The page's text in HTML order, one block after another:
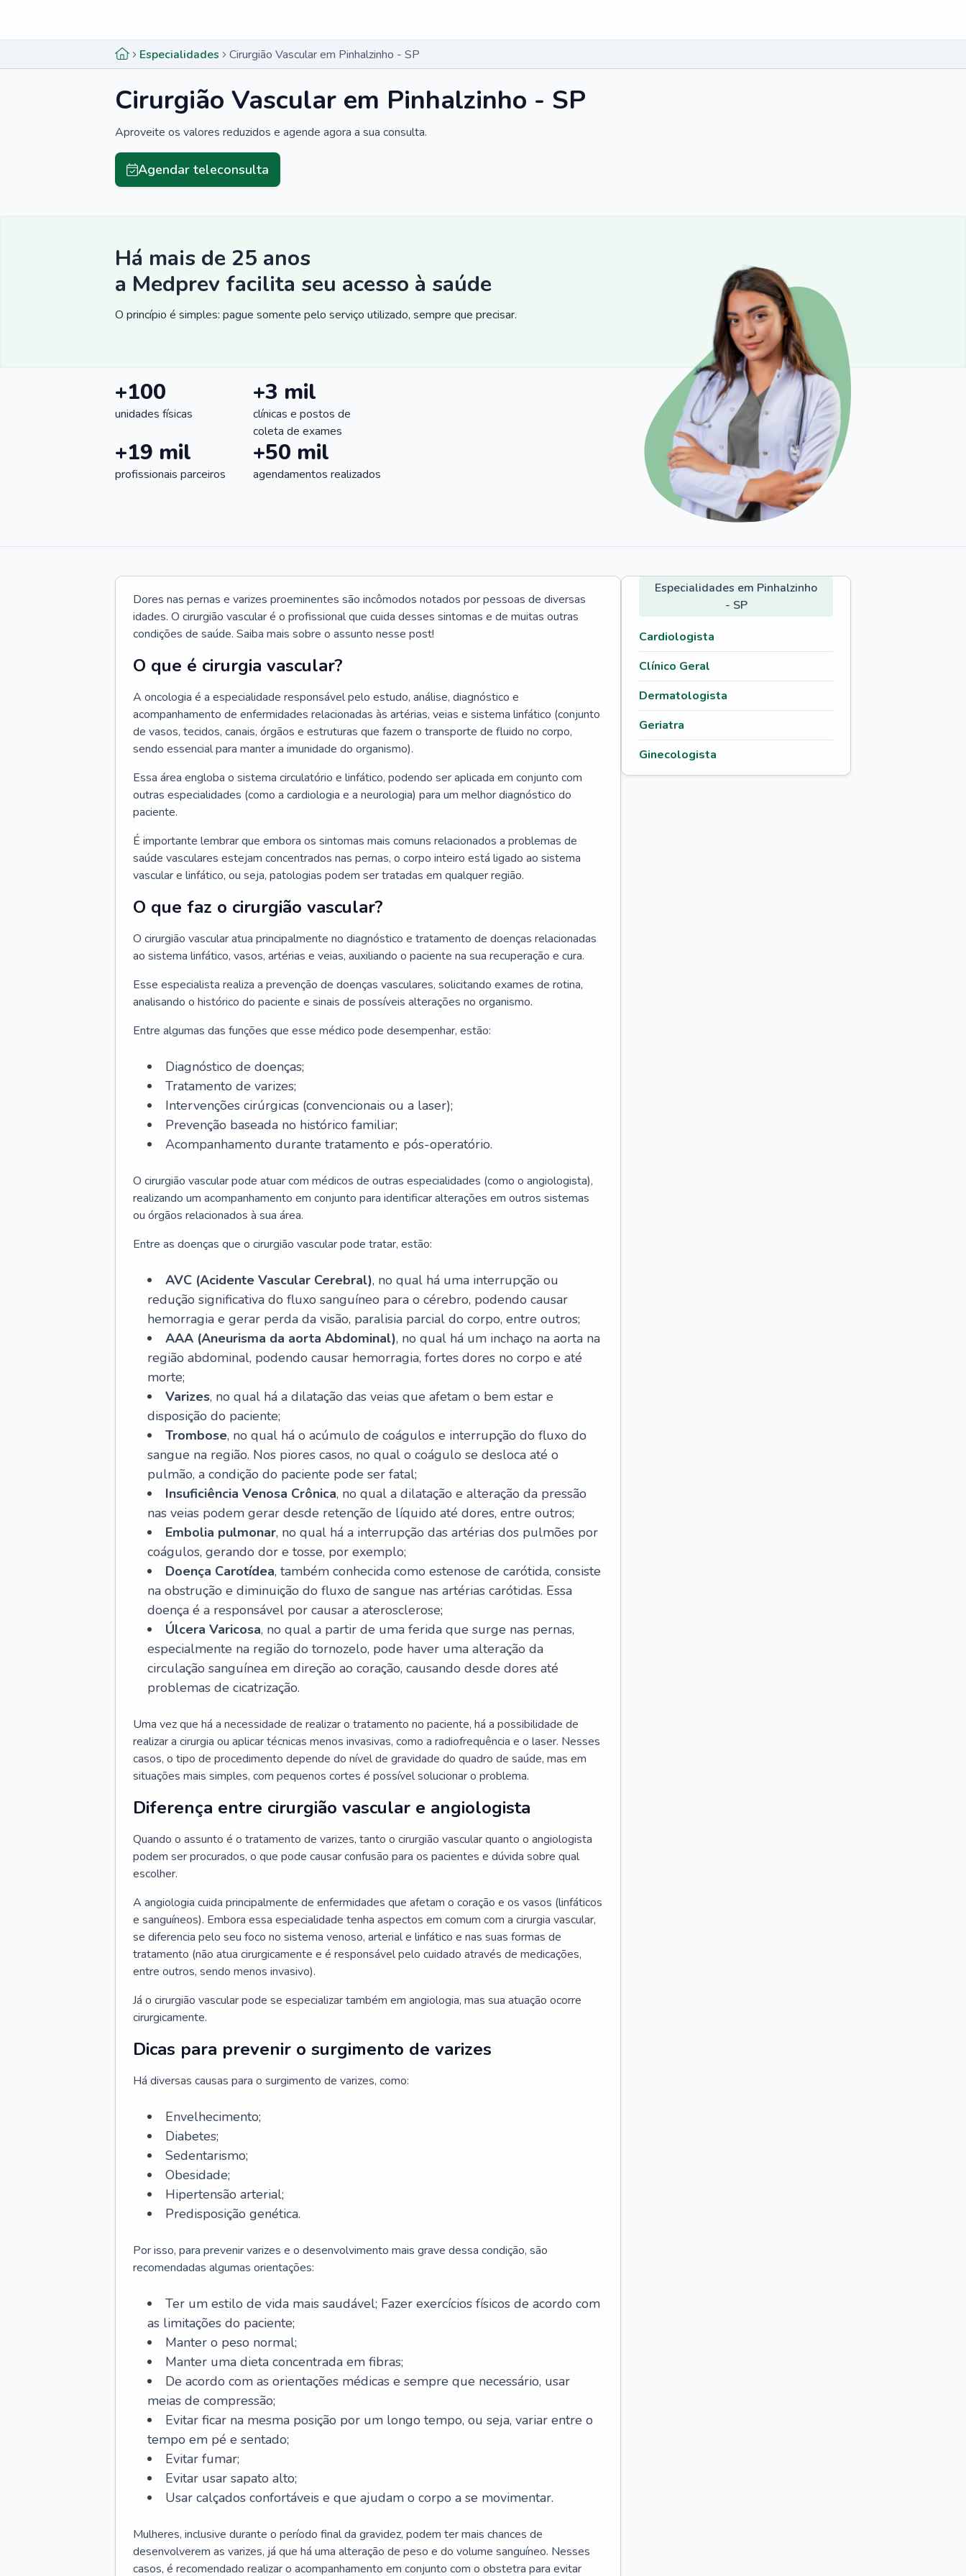
Especialidades Cirurgião Vascular em Pinhalzinho - SP
Cirurgião Vascular em Pinhalzinho - SP
Aproveite os valores reduzidos e agende agora a sua consulta.
Agendar teleconsulta
Há mais de 25 anos
a Medprev facilita seu acesso à saúde
O princípio é simples: pague somente pelo serviço utilizado, sempre que precisar.
+100
unidades físicas
+3 mil
clínicas e postos de
coleta de exames
+19 mil
profissionais parceiros
+50 mil
agendamentos realizados
Dores nas pernas e varizes proeminentes são incômodos notados por pessoas de diversas
idades. O cirurgião vascular é o profissional que cuida desses sintomas e de muitas outras
condições de saúde. Saiba mais sobre o assunto nesse post!
O que é cirurgia vascular?
A oncologia é a especialidade responsável pelo estudo, análise, diagnóstico e
acompanhamento de enfermidades relacionadas às artérias, veias e sistema linfático (conjunto
de vasos, tecidos, canais, órgãos e estruturas que fazem o transporte de fluido no corpo,
sendo essencial para manter a imunidade do organismo).
Essa área engloba o sistema circulatório e linfático, podendo ser aplicada em conjunto com
outras especialidades (como a cardiologia e a neurologia) para um melhor diagnóstico do
paciente.
É importante lembrar que embora os sintomas mais comuns relacionados a problemas de
saúde vasculares estejam concentrados nas pernas, o corpo inteiro está ligado ao sistema
vascular e linfático, ou seja, patologias podem ser tratadas em qualquer região.
O que faz o cirurgião vascular?
O cirurgião vascular atua principalmente no diagnóstico e tratamento de doenças relacionadas
ao sistema linfático, vasos, artérias e veias, auxiliando o paciente na sua recuperação e cura.
Esse especialista realiza a prevenção de doenças vasculares, solicitando exames de rotina,
analisando o histórico do paciente e sinais de possíveis alterações no organismo.
Entre algumas das funções que esse médico pode desempenhar, estão:
Diagnóstico de doenças;
Tratamento de varizes;
Intervenções cirúrgicas (convencionais ou a laser);
Prevenção baseada no histórico familiar;
Acompanhamento durante tratamento e pós-operatório.
O cirurgião vascular pode atuar com médicos de outras especialidades (como o angiologista),
realizando um acompanhamento em conjunto para identificar alterações em outros sistemas
ou órgãos relacionados à sua área.
Entre as doenças que o cirurgião vascular pode tratar, estão:
AVC (Acidente Vascular Cerebral), no qual há uma interrupção ou
redução significativa do fluxo sanguíneo para o cérebro, podendo causar
hemorragia e gerar perda da visão, paralisia parcial do corpo, entre outros;
AAA (Aneurisma da aorta Abdominal), no qual há um inchaço na aorta na
região abdominal, podendo causar hemorragia, fortes dores no corpo e até
morte;
Varizes, no qual há a dilatação das veias que afetam o bem estar e
disposição do paciente;
Trombose, no qual há o acúmulo de coágulos e interrupção do fluxo do
sangue na região. Nos piores casos, no qual o coágulo se desloca até o
pulmão, a condição do paciente pode ser fatal;
Insuficiência Venosa Crônica, no qual a dilatação e alteração da pressão
nas veias podem gerar desde retenção de líquido até dores, entre outros;
Embolia pulmonar, no qual há a interrupção das artérias dos pulmões por
coágulos, gerando dor e tosse, por exemplo;
Doença Carotídea, também conhecida como estenose de carótida, consiste
na obstrução e diminuição do fluxo de sangue nas artérias carótidas. Essa
doença é a responsável por causar a aterosclerose;
Úlcera Varicosa, no qual a partir de uma ferida que surge nas pernas,
especialmente na região do tornozelo, pode haver uma alteração da
circulação sanguínea em direção ao coração, causando desde dores até
problemas de cicatrização.
Uma vez que há a necessidade de realizar o tratamento no paciente, há a possibilidade de
realizar a cirurgia ou aplicar técnicas menos invasivas, como a radiofrequência e o laser. Nesses
casos, o tipo de procedimento depende do nível de gravidade do quadro de saúde, mas em
situações mais simples, com pequenos cortes é possível solucionar o problema.
Diferença entre cirurgião vascular e angiologista
Quando o assunto é o tratamento de varizes, tanto o cirurgião vascular quanto o angiologista
podem ser procurados, o que pode causar confusão para os pacientes e dúvida sobre qual
escolher.
A angiologia cuida principalmente de enfermidades que afetam o coração e os vasos (linfáticos
e sanguíneos). Embora essa especialidade tenha aspectos em comum com a cirurgia vascular,
se diferencia pelo seu foco no sistema venoso, arterial e linfático e nas suas formas de
tratamento (não atua cirurgicamente e é responsável pelo cuidado através de medicações,
entre outros, sendo menos invasivo).
Já o cirurgião vascular pode se especializar também em angiologia, mas sua atuação ocorre
cirurgicamente.
Dicas para prevenir o surgimento de varizes
Há diversas causas para o surgimento de varizes, como:
Envelhecimento;
Diabetes;
Sedentarismo;
Obesidade;
Hipertensão arterial;
Predisposição genética.
Por isso, para prevenir varizes e o desenvolvimento mais grave dessa condição, são
recomendadas algumas orientações:
Ter um estilo de vida mais saudável; Fazer exercícios físicos de acordo com
as limitações do paciente;
Manter o peso normal;
Manter uma dieta concentrada em fibras;
De acordo com as orientações médicas e sempre que necessário, usar
meias de compressão;
Evitar ficar na mesma posição por um longo tempo, ou seja, variar entre o
tempo em pé e sentado;
Evitar fumar;
Evitar usar sapato alto;
Usar calçados confortáveis e que ajudam o corpo a se movimentar.
Mulheres, inclusive durante o período final da gravidez, podem ter mais chances de
desenvolverem as varizes, já que há uma alteração de peso e do volume sanguíneo. Nesses
casos, é recomendado realizar o acompanhamento em conjunto com o obstetra para evitar
Especialidades em Pinhalzinho
- SP
Cardiologista
Clínico Geral
Dermatologista
Geriatra
Ginecologista